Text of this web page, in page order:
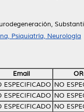
Psiquiatría, Neurología
Email
ESPECIFICADO NO
ESPECIFICADO NO
ESPECIFICADO NO